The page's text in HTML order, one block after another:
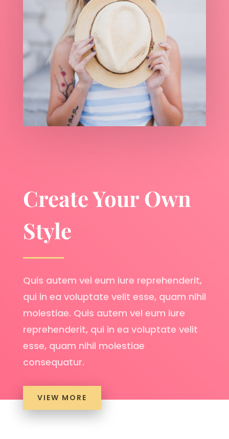
Create Your Own
Style
Quis autem vel eum iure reprehenderit,
qui in ea voluptate velit esse, quam nihil
molestiae. Quis autem vel eum iure
reprehenderit, qui in ea voluptate velit
esse, quam nihil molestiae
consequatur.
VIEW MORE